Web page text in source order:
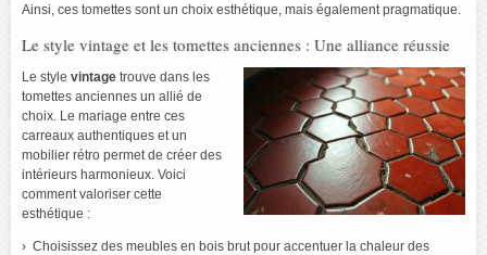
Ainsi, ces tomettes sont un choix esthétique, mais également pragmatique.
Le style vintage et les tomettes anciennes : Une alliance réussie
Le style vintage trouve dans les
tomettes anciennes un allié de
choix. Le mariage entre ces
carreaux authentiques et un
mobilier rétro permet de créer des
intérieurs harmonieux. Voici
comment valoriser cette
esthétique :
Choisissez des meubles en bois brut pour accentuer la chaleur des